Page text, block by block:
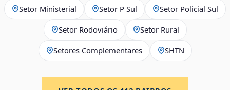
Setor Ministerial Setor P Sul Setor Policial Sul
Setor Rodoviário Setor Rural
Setores Complementares SHTN